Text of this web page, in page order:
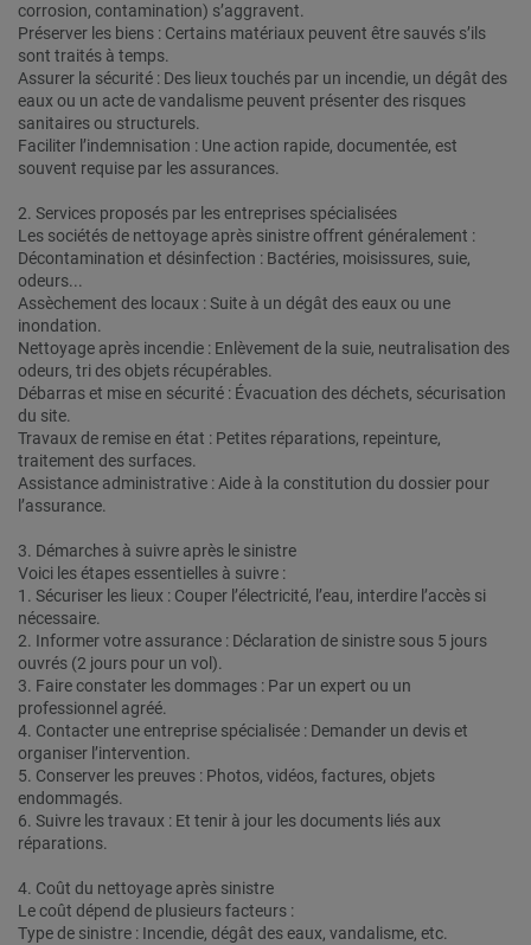
corrosion, contamination) s’aggravent.
Préserver les biens : Certains matériaux peuvent être sauvés s’ils
sont traités à temps.
Assurer la sécurité : Des lieux touchés par un incendie, un dégât des
eaux ou un acte de vandalisme peuvent présenter des risques
sanitaires ou structurels.
Faciliter l’indemnisation : Une action rapide, documentée, est
souvent requise par les assurances.
2. Services proposés par les entreprises spécialisées
Les sociétés de nettoyage après sinistre offrent généralement :
Décontamination et désinfection : Bactéries, moisissures, suie,
odeurs...
Assèchement des locaux : Suite à un dégât des eaux ou une
inondation.
Nettoyage après incendie : Enlèvement de la suie, neutralisation des
odeurs, tri des objets récupérables.
Débarras et mise en sécurité : Évacuation des déchets, sécurisation
du site.
Travaux de remise en état : Petites réparations, repeinture,
traitement des surfaces.
Assistance administrative : Aide à la constitution du dossier pour
l’assurance.
3. Démarches à suivre après le sinistre
Voici les étapes essentielles à suivre :
1. Sécuriser les lieux : Couper l’électricité, l’eau, interdire l’accès si
nécessaire.
2. Informer votre assurance : Déclaration de sinistre sous 5 jours
ouvrés (2 jours pour un vol).
3. Faire constater les dommages : Par un expert ou un
professionnel agréé.
4. Contacter une entreprise spécialisée : Demander un devis et
organiser l’intervention.
5. Conserver les preuves : Photos, vidéos, factures, objets
endommagés.
6. Suivre les travaux : Et tenir à jour les documents liés aux
réparations.
4. Coût du nettoyage après sinistre
Le coût dépend de plusieurs facteurs :
Type de sinistre : Incendie, dégât des eaux, vandalisme, etc.